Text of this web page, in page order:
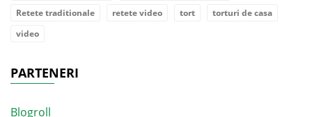
Retete traditionale
retete video tort
torturi de casa
video
PARTENERI
Blogroll